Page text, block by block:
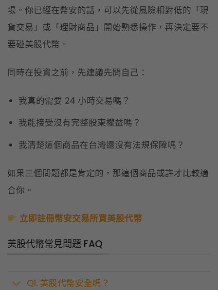
場。你已經在幣安的話，可以先從風險相對低的「現
貨交易」或「理財商品」開始熟悉操作，再決定要不
要碰美股代幣。
同時在投資之前，先建議先問自己：
我真的需要 24 小時交易嗎？
我能接受沒有完整股東權益嗎？
我清楚這個商品在台灣還沒有法規保障嗎？
如果三個問題都是肯定的，那這個商品或許才比較適
合你。
立即註冊幣安交易所買美股代幣
美股代幣常見問題 FAQ
Q1. 美股代幣安全嗎？